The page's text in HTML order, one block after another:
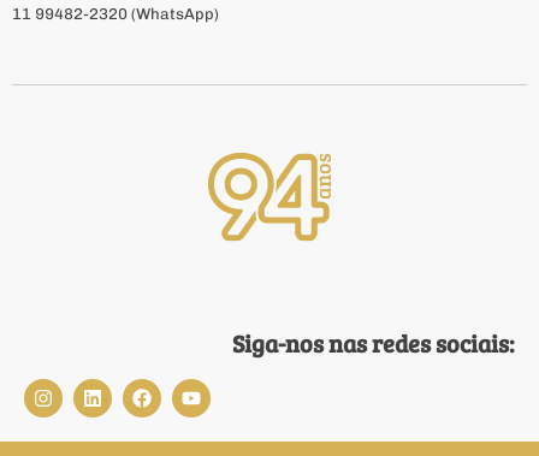
11 99482-2320 (WhatsApp)
Siga-nos nas redes sociais: